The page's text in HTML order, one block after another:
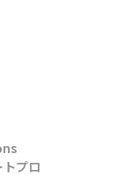
トプロ